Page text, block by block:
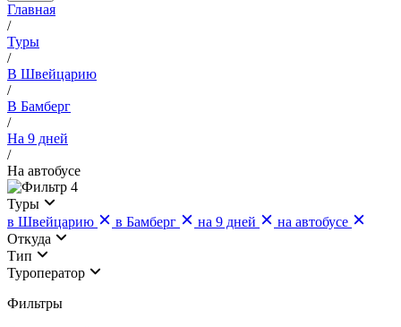
Главная
/
Туры
/
В Швейцарию
/
В Бамберг
/
На 9 дней
/
На автобусе
4
Туры
в Швейцарию
в Бамберг на 9 дней
на автобусе
Откуда
Тип
Туроператор
Фильтры